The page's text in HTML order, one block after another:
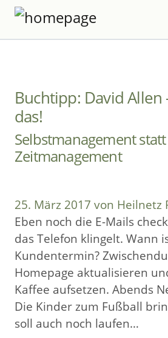
Buchtipp: David Allen
das!
Selbstmanagement statt
Zeitmanagement
25. März 2017 von Heilnetz
Eben noch die E-Mails
das Telefon klingelt. Wann
Kundentermin?
Homepage aktualisieren
Kaffee aufsetzen. Abends
Die Kinder zum Fußball
soll auch noch laufen…